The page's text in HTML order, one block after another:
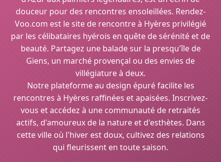
douceur pour des rencontres ensoleillées. Rendez-
Voo.com est le site de rencontre à Hyères privilégié
par les célibataires hyérois en quête de sérénité et de
beauté. Partagez une balade sur la presqu'île de
Giens, un marché provençal ou des envies de
villégiature à deux.
Notre plateforme au design épuré facilite les
rencontres à Hyères raffinées et apaisées. Inscrivez-
vous et accédez à une communauté de retraités
actifs, d'amoureux de la nature et d'esthètes. Dans
cette ville où l'hiver est doux, cultivez des relations
qui fleurissent en toute saison.